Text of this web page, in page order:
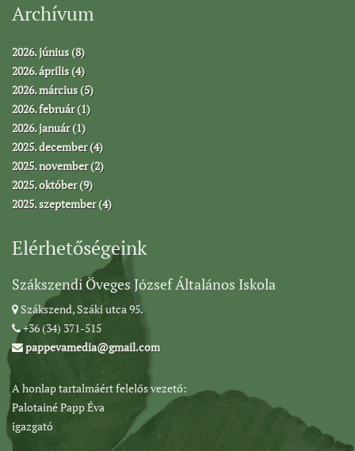
Archívum
2026. június (8)
2026. április (4)
2026. március (5)
2026. február (1)
2026. január (1)
2025. december (4)
2025. november (2)
2025. október (9)
2025. szeptember (4)
Elérhetőségeink
Szákszendi Öveges József Általános Iskola
Szákszend, Száki utca 95.
+36 (34) 371-515
pappevamedia@gmail.com
A honlap tartalmáért felelős vezető:
Palotainé Papp Éva
igazgató